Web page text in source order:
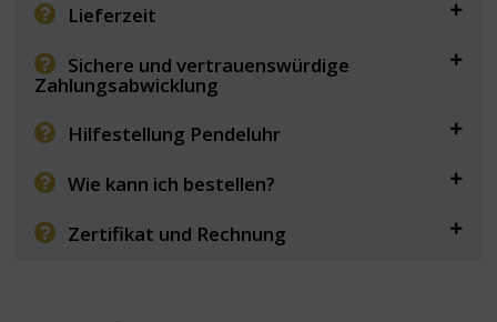
Lieferzeit
Sichere und vertrauenswürdige
Zahlungsabwicklung
Hilfestellung Pendeluhr
Wie kann ich bestellen?
Zertifikat und Rechnung